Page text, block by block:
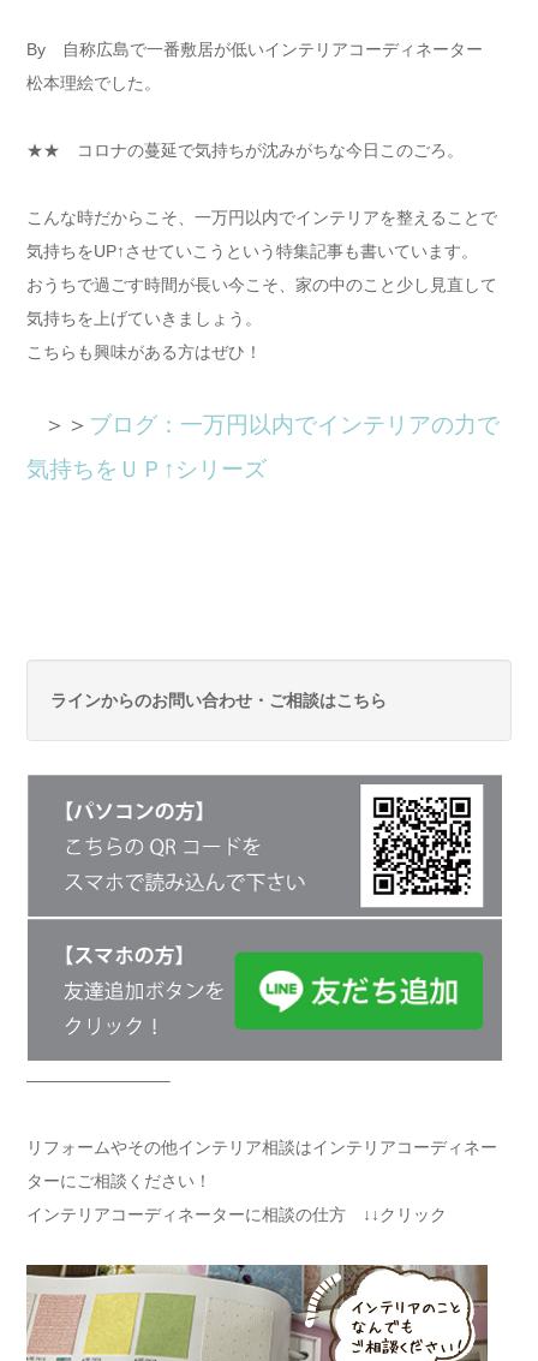
By 自称広島で一番敷居が低いインテリアコーディネーター
松本理絵でした。
★★ コロナの蔓延で気持ちが沈みがちな今日このごろ。
​こんな時だからこそ、一万円以内でインテリアを整えることで
気持ちをUP↑させていこうという特集記事も書いています。
おうちで過ごす時間が長い今こそ、家の中のこと少し見直して
気持ちを上げていきましょう。
こちらも興味がある方はぜひ！
＞＞ ブログ：一万円以内でインテリアの力で
気持ちをＵＰ↑シリーズ
ラインからのお問い合わせ・ご相談はこちら
————————–
リフォームやその他インテリア相談はインテリアコーディネー
ターにご相談ください！
インテリアコーディネーターに相談の仕方 ↓↓クリック